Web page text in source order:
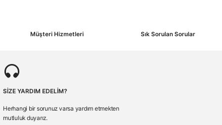
Müşteri Hizmetleri Sık Sorulan Sorular
SİZE YARDIM EDELİM?
Herhangi bir sorunuz varsa yardım etmekten
mutluluk duyarız.